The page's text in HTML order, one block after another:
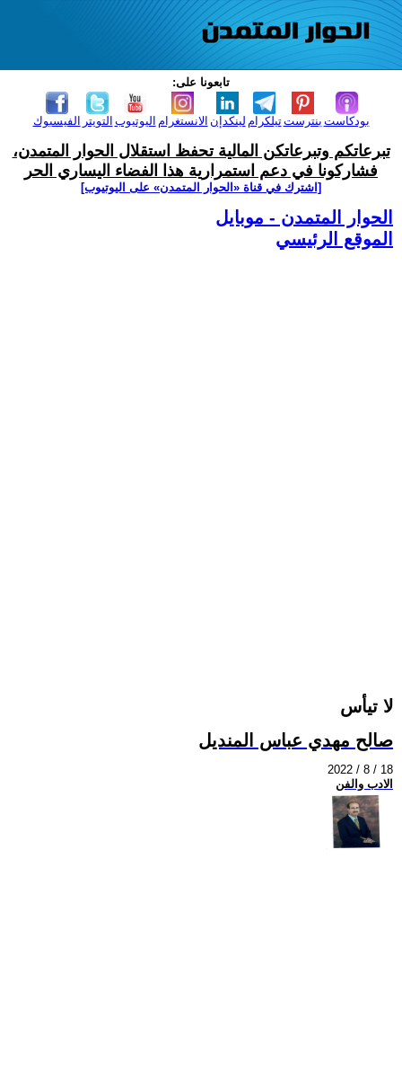
تابعونا على:
الفيسبوك التويتر اليوتيوب الانستغرام لينكدإن تيلكرامبنترست بودكاست
تبرعاتكم وتبرعاتكن المالية تحفظ استقلال الحوار المتمدن،
فشاركونا في دعم استمرارية هذا الفضاء اليساري الحر
[اشترك في قناة ‫«الحوار المتمدن» على اليوتيوب]
الحوار المتمدن - موبايل
الموقع الرئيسي
لا تيأس
صالح مهدي عباس المنديل
2022 / 8 / 18
الادب والفن